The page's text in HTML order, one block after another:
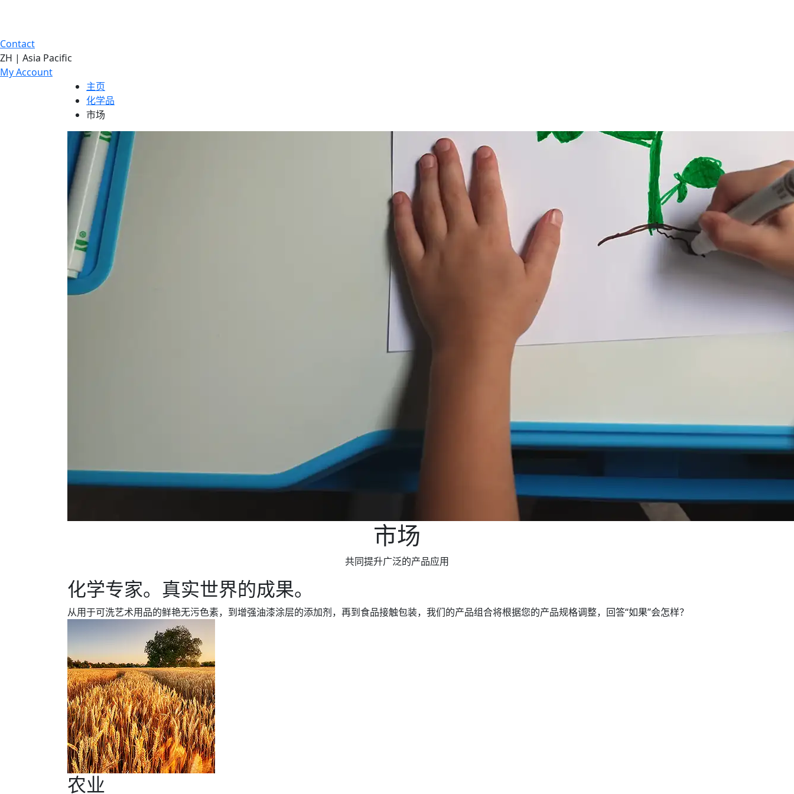
Contact
ZH | Asia Pacific
My Account
主页
化学品
市场
市场
共同提升广泛的产品应用
化学专家。真实世界的成果。
从用于可洗艺术用品的鲜艳无污色素，到增强油漆涂层的添加剂，再到食品接触包装，我们的产品组合将根据您的产品规格调整，回答“如果”会怎样？
农业